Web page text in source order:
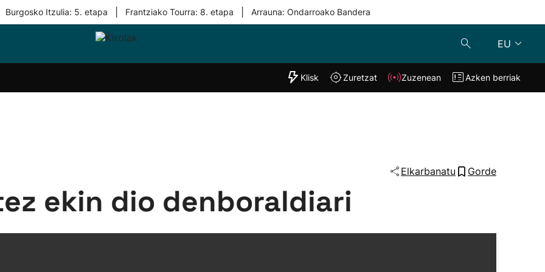
Burgosko Itzulia: 5. etapa Frantziako Tourra: 8. etapa Arrauna: Ondarroako Bandera
EU
Taldeak
"Helmuga"
Klisk Zuzenean
Klisk Zuretzat Zuzenean Azken berriak
Elkarbanatu Gorde
ekin dio denboraldiari